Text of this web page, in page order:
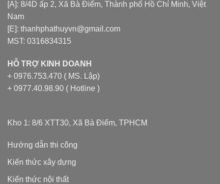
[A]: 8/4D ấp 2, Xã Bà Điểm, Thành phố Hồ Chí Minh, Việt
Nam
[E]: thanhphathuyvn@gmail.com
MST: 0316834315
HỖ TRỢ KINH DOANH
+ 0976.753.470 ( MS. Lập)
+ 0977.40.98.90 ( Hotline )
Kho 1: 8/6 XTT30, Xã Bà Điểm, TPHCM
Hướng dẫn thi công
Kiến thức xây dựng
Kiến thức nội thất